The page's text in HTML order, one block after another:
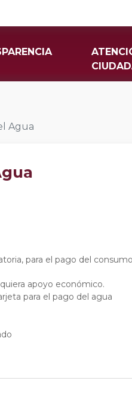
Agua
para el pago del
apoyo económico.
para el pago del agua